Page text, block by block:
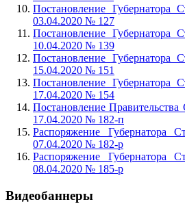
Постановление Губернатора
03.04.2020 № 127
Постановление Губернатора
10.04.2020 № 139
Постановление Губернатора
15.04.2020 № 151
Постановление Губернатора
17.04.2020 № 154
Постановление Правительства
17.04.2020 № 182-п
Распоряжение Губернатора
07.04.2020 № 182-р
Распоряжение Губернатора
08.04.2020 № 185-р
Видеобаннеры